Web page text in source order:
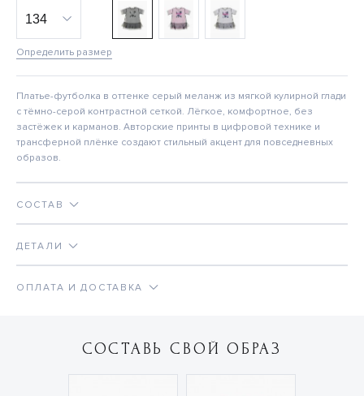
Определить размер
Платье-футболка в оттенке серый меланж из мягкой кулирной глади
с тёмно-серой контрастной сеткой. Лёгкое, комфортное, без
застёжек и карманов. Авторские принты в цифровой технике и
трансферной плёнке создают стильный акцент для повседневных
образов.
СОСТАВ
ДЕТАЛИ
ОПЛАТА И ДОСТАВКА
СОСТАВЬ СВОЙ ОБРАЗ